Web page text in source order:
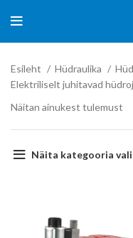
Esileht Hüdraulika
Elektriliselt juhitavad
Näitan ainukest tulemust
Näita kategooria